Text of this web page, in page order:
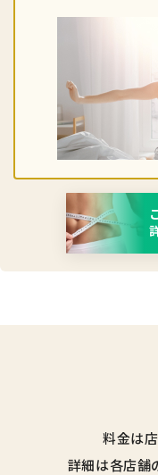
料金は
詳細は各店舗